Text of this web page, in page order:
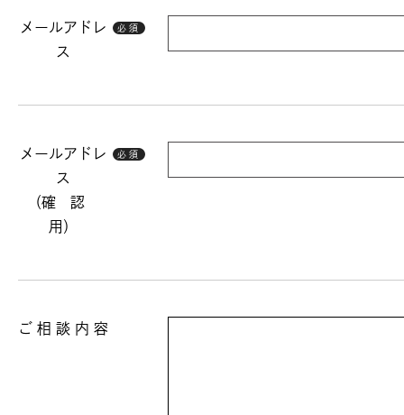
メールアドレ
ス
必須
メールアドレ
ス
（確 認
用）
必須
ご 相 談 内 容